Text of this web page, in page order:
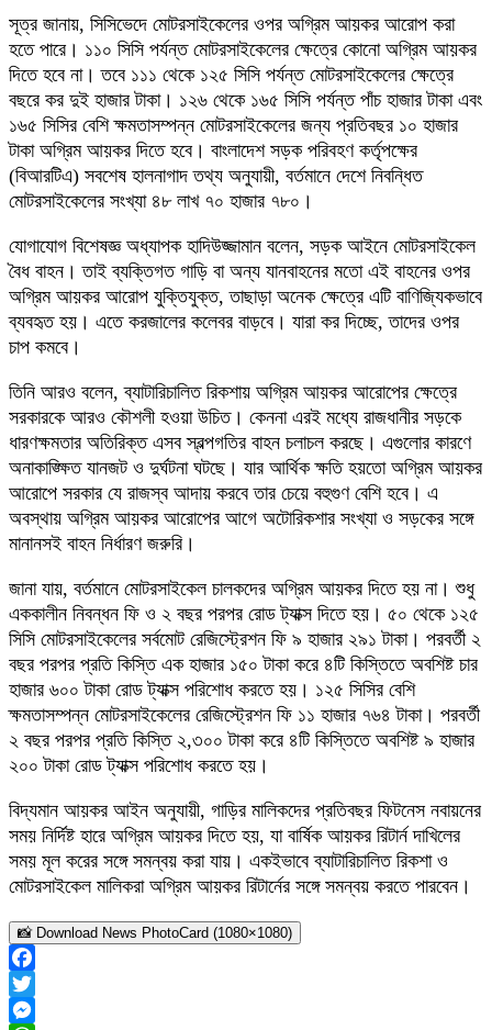
সূত্র জানায়, সিসিভেদে মোটরসাইকেলের ওপর অগ্রিম আয়কর আরোপ করা
হতে পারে। ১১০ সিসি পর্যন্ত মোটরসাইকেলের ক্ষেত্রে কোনো অগ্রিম আয়কর
দিতে হবে না। তবে ১১১ থেকে ১২৫ সিসি পর্যন্ত মোটরসাইকেলের ক্ষেত্রে
বছরে কর দুই হাজার টাকা। ১২৬ থেকে ১৬৫ সিসি পর্যন্ত পাঁচ হাজার টাকা এবং
১৬৫ সিসির বেশি ক্ষমতাসম্পন্ন মোটরসাইকেলের জন্য প্রতিবছর ১০ হাজার
টাকা অগ্রিম আয়কর দিতে হবে। বাংলাদেশ সড়ক পরিবহণ কর্তৃপক্ষের
(বিআরটিএ) সবশেষ হালনাগাদ তথ্য অনুযায়ী, বর্তমানে দেশে নিবন্ধিত
মোটরসাইকেলের সংখ্যা ৪৮ লাখ ৭০ হাজার ৭৮০।
যোগাযোগ বিশেষজ্ঞ অধ্যাপক হাদিউজ্জামান বলেন, সড়ক আইনে মোটরসাইকেল
বৈধ বাহন। তাই ব্যক্তিগত গাড়ি বা অন্য যানবাহনের মতো এই বাহনের ওপর
অগ্রিম আয়কর আরোপ যুক্তিযুক্ত, তাছাড়া অনেক ক্ষেত্রে এটি বাণিজ্যিকভাবে
ব্যবহৃত হয়। এতে করজালের কলেবর বাড়বে। যারা কর দিচ্ছে, তাদের ওপর
চাপ কমবে।
তিনি আরও বলেন, ব্যাটারিচালিত রিকশায় অগ্রিম আয়কর আরোপের ক্ষেত্রে
সরকারকে আরও কৌশলী হওয়া উচিত। কেননা এরই মধ্যে রাজধানীর সড়কে
ধারণক্ষমতার অতিরিক্ত এসব স্বল্পগতির বাহন চলাচল করছে। এগুলোর কারণে
অনাকাঙ্ক্ষিত যানজট ও দুর্ঘটনা ঘটছে। যার আর্থিক ক্ষতি হয়তো অগ্রিম আয়কর
আরোপে সরকার যে রাজস্ব আদায় করবে তার চেয়ে বহুগুণ বেশি হবে। এ
অবস্থায় অগ্রিম আয়কর আরোপের আগে অটোরিকশার সংখ্যা ও সড়কের সঙ্গে
মানানসই বাহন নির্ধারণ জরুরি।
জানা যায়, বর্তমানে মোটরসাইকেল চালকদের অগ্রিম আয়কর দিতে হয় না। শুধু
এককালীন নিবন্ধন ফি ও ২ বছর পরপর রোড ট্যাক্স দিতে হয়। ৫০ থেকে ১২৫
সিসি মোটরসাইকেলের সর্বমোট রেজিস্ট্রেশন ফি ৯ হাজার ২৯১ টাকা। পরবর্তী ২
বছর পরপর প্রতি কিস্তি এক হাজার ১৫০ টাকা করে ৪টি কিস্তিতে অবশিষ্ট চার
হাজার ৬০০ টাকা রোড ট্যাক্স পরিশোধ করতে হয়। ১২৫ সিসির বেশি
ক্ষমতাসম্পন্ন মোটরসাইকেলের রেজিস্ট্রেশন ফি ১১ হাজার ৭৬৪ টাকা। পরবর্তী
২ বছর পরপর প্রতি কিস্তি ২,৩০০ টাকা করে ৪টি কিস্তিতে অবশিষ্ট ৯ হাজার
২০০ টাকা রোড ট্যাক্স পরিশোধ করতে হয়।
বিদ্যমান আয়কর আইন অনুযায়ী, গাড়ির মালিকদের প্রতিবছর ফিটনেস নবায়নের
সময় নির্দিষ্ট হারে অগ্রিম আয়কর দিতে হয়, যা বার্ষিক আয়কর রিটার্ন দাখিলের
সময় মূল করের সঙ্গে সমন্বয় করা যায়। একইভাবে ব্যাটারিচালিত রিকশা ও
মোটরসাইকেল মালিকরা অগ্রিম আয়কর রিটার্নের সঙ্গে সমন্বয় করতে পারবেন।
📸 Download News PhotoCard (1080×1080)
Facebook
Twitter